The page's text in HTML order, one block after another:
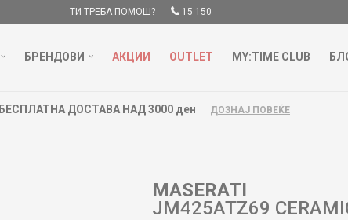
ТИ ТРЕБА ПОМОШ? 15 150
БРЕНДОВИ АКЦИИ OUTLET MY:TIME CLUB
БЕСПЛАТНА ДОСТАВА НАД 3000 ден ДОЗНАЈ ПОВЕЌЕ
MASERATI
JM425ATZ69